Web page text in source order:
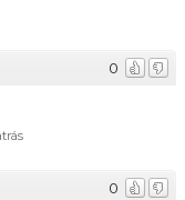
0
0